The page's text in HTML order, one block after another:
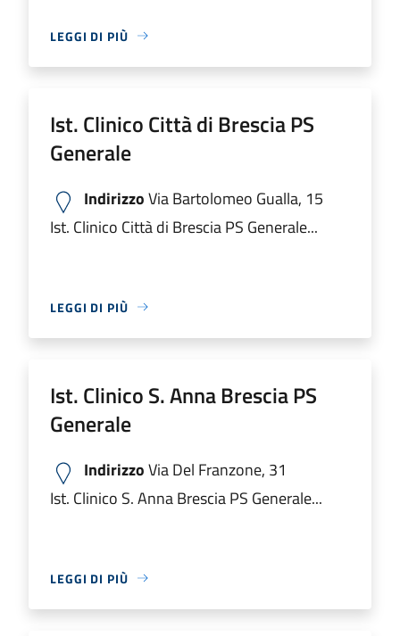
LEGGI DI PIÙ
Ist. Clinico Città di Brescia PS
Generale
IndirizzoVia Bartolomeo Gualla, 15
Ist. Clinico Città di Brescia PS Generale...
LEGGI DI PIÙ
Ist. Clinico S. Anna Brescia PS
Generale
IndirizzoVia Del Franzone, 31
Ist. Clinico S. Anna Brescia PS Generale...
LEGGI DI PIÙ